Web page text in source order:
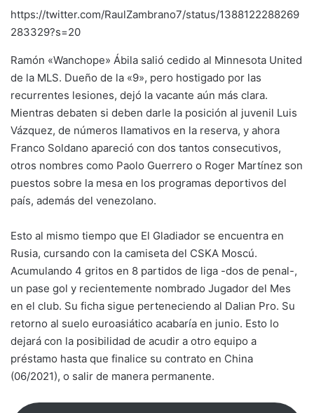
https://twitter.com/RaulZambrano7/status/1388122288269
283329?s=20
Ramón «Wanchope» Ábila salió cedido al Minnesota United
de la MLS. Dueño de la «9», pero hostigado por las
recurrentes lesiones, dejó la vacante aún más clara.
Mientras debaten si deben darle la posición al juvenil Luis
Vázquez, de números llamativos en la reserva, y ahora
Franco Soldano apareció con dos tantos consecutivos,
otros nombres como Paolo Guerrero o Roger Martínez son
puestos sobre la mesa en los programas deportivos del
país, además del venezolano.
Esto al mismo tiempo que El Gladiador se encuentra en
Rusia, cursando con la camiseta del CSKA Moscú.
Acumulando 4 gritos en 8 partidos de liga -dos de penal-,
un pase gol y recientemente nombrado Jugador del Mes
en el club. Su ficha sigue perteneciendo al Dalian Pro. Su
retorno al suelo euroasiático acabaría en junio. Esto lo
dejará con la posibilidad de acudir a otro equipo a
préstamo hasta que finalice su contrato en China
(06/2021), o salir de manera permanente.